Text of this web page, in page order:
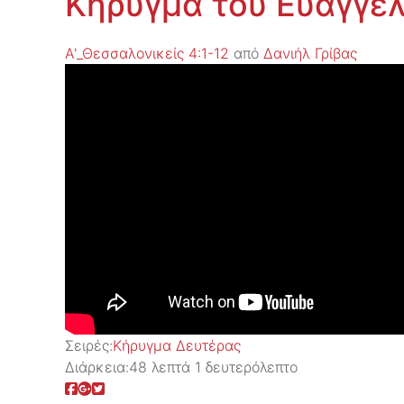
Α'_Θεσσαλονικείς 4:1-12 από Δανιήλ Γρίβας
Σειρές:Kήρυγμα Δευτέρας
Διάρκεια:48 λεπτά 1 δευτερόλεπτο